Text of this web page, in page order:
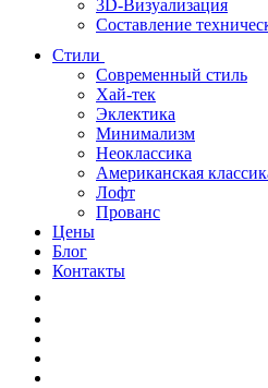
3D-Визуализация
Составление
Стили
Современный стиль
Хай-тек
Эклектика
Минимализм
Неоклассика
Американская
Лофт
Прованс
Цены
Блог
Контакты